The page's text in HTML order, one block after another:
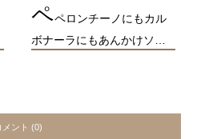
ペペロンチーノにもカル
ボナーラにもあんかけソ…
メント (0)